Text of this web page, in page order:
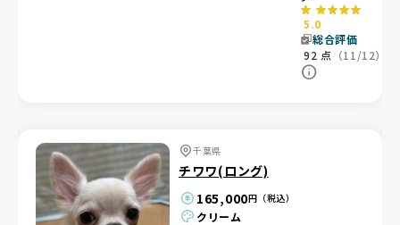
5.0
総合評価
92 点 （11/12）
千葉県
チワワ(ロング)
165,000円（税込）
クリーム